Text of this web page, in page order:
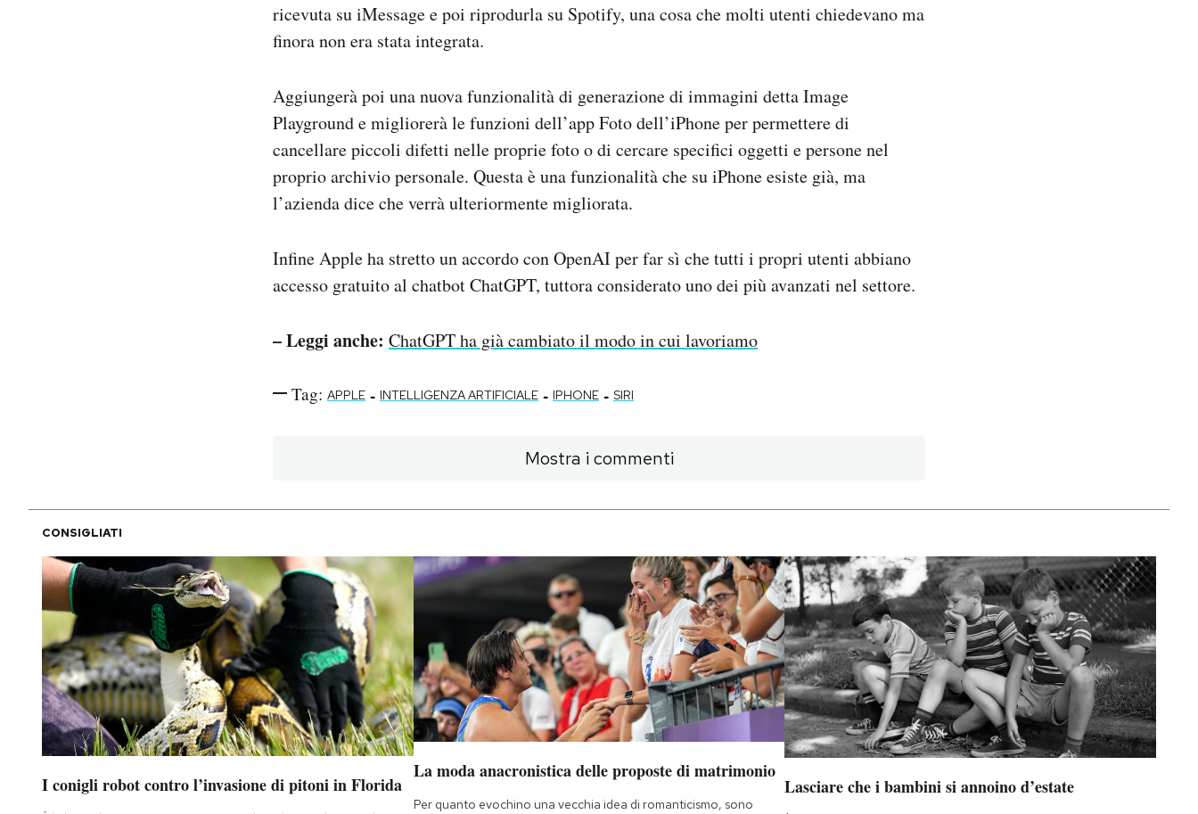
ricevuta su iMessage e poi riprodurla su Spotify, una cosa che molti utenti chiedevano ma
finora non era stata integrata.
Aggiungerà poi una nuova funzionalità di generazione di immagini detta Image
Playground e migliorerà le funzioni dell’app Foto dell’iPhone per permettere di
cancellare piccoli difetti nelle proprie foto o di cercare specifici oggetti e persone nel
proprio archivio personale. Questa è una funzionalità che su iPhone esiste già, ma
l’azienda dice che verrà ulteriormente migliorata.
Infine Apple ha stretto un accordo con OpenAI per far sì che tutti i propri utenti abbiano
accesso gratuito al chatbot ChatGPT, tuttora considerato uno dei più avanzati nel settore.
– Leggi anche: ChatGPT ha già cambiato il modo in cui lavoriamo
Tag: APPLE - INTELLIGENZA ARTIFICIALE - IPHONE - SIRI
Mostra i commenti
CONSIGLIATI
I conigli robot contro l’invasione di pitoni in Florida
La moda anacronistica delle proposte di matrimonio
Per quanto evochino una vecchia idea di romanticismo, sono
Lasciare che i bambini si annoino d’estate